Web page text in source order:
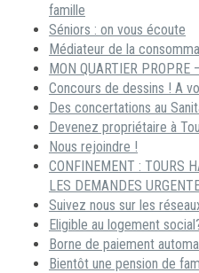
famille
Séniors : on vous écoute
Médiateur de la
MON QUARTIER PROPRE
Concours de dessins ! A
Des concertations au
Devenez propriétaire à
Nous rejoindre !
CONFINEMENT : TOURS
LES DEMANDES
Suivez nous sur les
Eligible au logement
Borne de paiement
Bientôt une pension de